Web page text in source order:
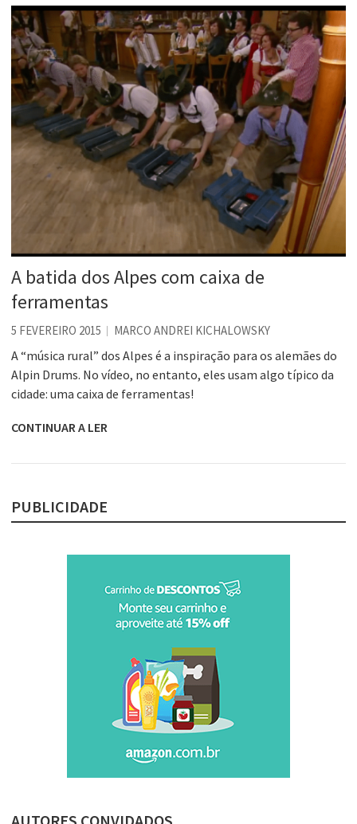
Esse tal de Rock Gaúcho
Os causos de Jorge Luis Borges
Voto obrigatório é correto?
Se queres salvar o mundo, o veganismo não é a resposta
A batida dos Alpes com caixa de
ferramentas
5 FEVEREIRO 2015 MARCO ANDREI KICHALOWSKY
A “música rural” dos Alpes é a inspiração para os alemães do
Alpin Drums. No vídeo, no entanto, eles usam algo típico da
cidade: uma caixa de ferramentas!
CONTINUAR A LER
PUBLICIDADE